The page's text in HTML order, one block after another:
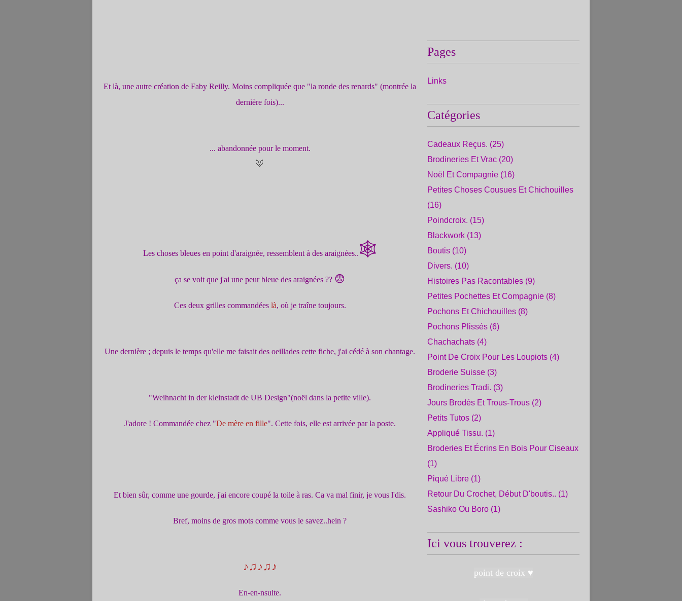
Et là, une autre création de Faby Reilly. Moins compliquée que "la ronde des renards" (montrée la
dernière fois)...
... abandonnée pour le moment.
🦊
Les choses bleues en point d'araignée, ressemblent à des araignées..🕸
ça se voit que j'ai une peur bleue des araignées ?? 😨
Ces deux grilles commandées là, où je traîne toujours.
Une dernière ; depuis le temps qu'elle me faisait des oeillades cette fiche, j'ai cédé à son chantage.
"Weihnacht in der kleinstadt de UB Design"(noël dans la petite ville).
J'adore ! Commandée chez "De mère en fille". Cette fois, elle est arrivée par la poste.
Et bien sûr, comme une gourde, j'ai encore coupé la toile à ras. Ca va mal finir, je vous l'dis.
Bref, moins de gros mots comme vous le savez..hein ?
♪♫♪♫♪
En-en-nsuite.
Pages
Links
Catégories
Cadeaux Reçus. (25)
Brodineries Et Vrac (20)
Noël Et Compagnie (16)
Petites Choses Cousues Et Chichouilles
(16)
Poindcroix. (15)
Blackwork (13)
Boutis (10)
Divers. (10)
Histoires Pas Racontables (9)
Petites Pochettes Et Compagnie (8)
Pochons Et Chichouilles (8)
Pochons Plissés (6)
Chachachats (4)
Point De Croix Pour Les Loupiots (4)
Broderie Suisse (3)
Brodineries Tradi. (3)
Jours Brodés Et Trous-Trous (2)
Petits Tutos (2)
Appliqué Tissu. (1)
Broderies Et Écrins En Bois Pour Ciseaux
(1)
Piqué Libre (1)
Retour Du Crochet, Début D'boutis.. (1)
Sashiko Ou Boro (1)
Ici vous trouverez :
point de croix ♥